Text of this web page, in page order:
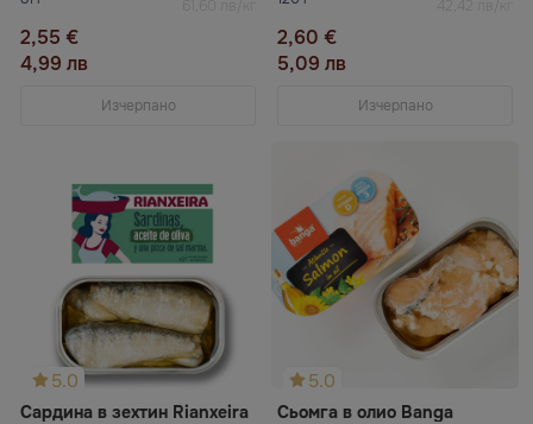
61,60 лв/кг
2,55 €
4,99 лв
Изчерпано
42,42 лв/кг
2,60 €
5,09 лв
Изчерпано
5.0
Сардина в зехтин Rianxeira
5.0
Сьомга в олио Banga